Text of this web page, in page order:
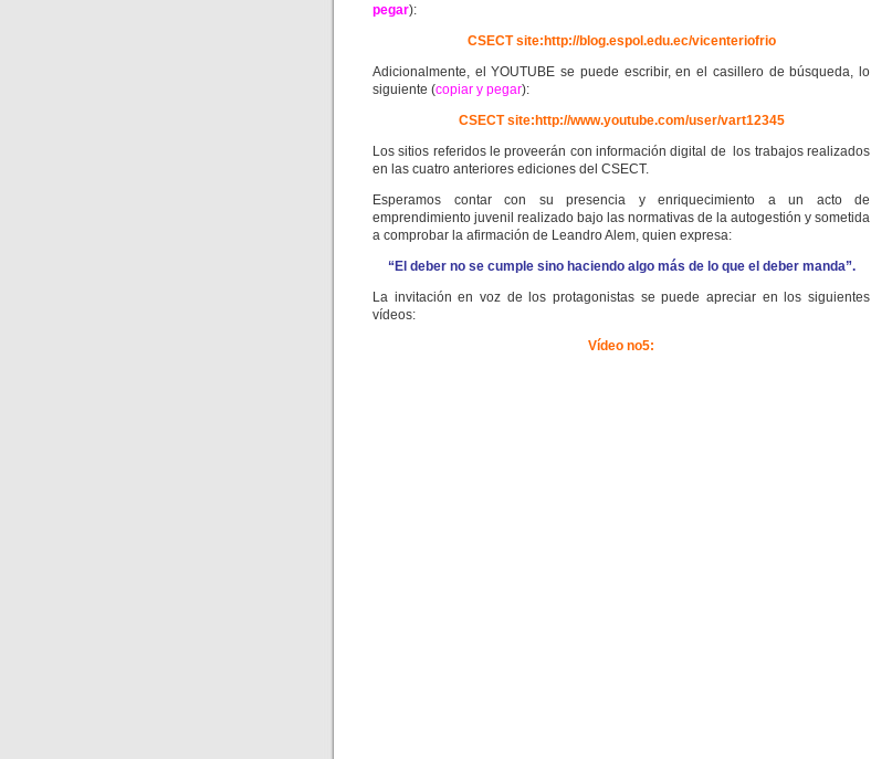
pegar):
CSECT site:http://blog.espol.edu.ec/vicenteriofrio
Adicionalmente, el YOUTUBE se puede escribir, en el casillero de búsqueda, lo
siguiente (copiar y pegar):
CSECT site:http://www.youtube.com/user/vart12345
Los sitios referidos le proveerán con información digital de los trabajos realizados
en las cuatro anteriores ediciones del CSECT.
Esperamos contar con su presencia y enriquecimiento a un acto de
emprendimiento juvenil realizado bajo las normativas de la autogestión y sometida
a comprobar la afirmación de Leandro Alem, quien expresa:
“El deber no se cumple sino haciendo algo más de lo que el deber manda”.
La invitación en voz de los protagonistas se puede apreciar en los siguientes
vídeos:
Vídeo no5: